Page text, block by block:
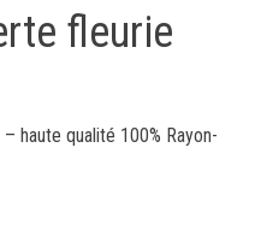
fleurie
haute qualité 100% Rayon-